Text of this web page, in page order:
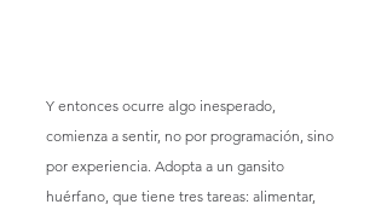
Y entonces ocurre algo inesperado,
comienza a sentir, no por programación, sino
por experiencia. Adopta a un gansito
huérfano, que tiene tres tareas: alimentar,